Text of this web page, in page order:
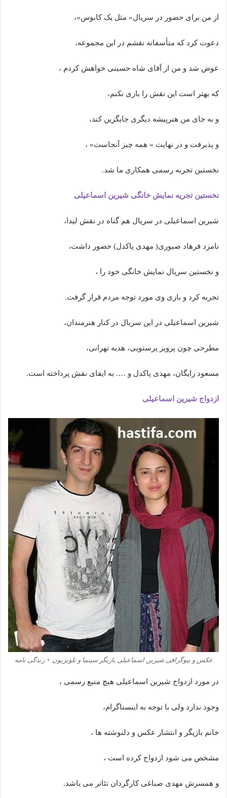
از من برای حضور در سریال« مثل یک کابوس»،
دعوت کرد که متأسفانه نقشم در این مجموعه،
عوض شد و من از آقای شاه حسینی خواهش کردم ،
که بهتر است این نقش را بازی نکنم،
و به جای من هنرپیشه دیگری جایگزین کند،
و پذیرفت و در نهایت « همه چیز آنجاست» ،
نخستین تجربه رسمی همکاری ما شد.
نخستین تجریه نمایش خانگی شیرین اسماعیلی
شیرین اسماعیلی در سریال هم گناه در نقش لیدا،
نامزد فرهاد صبوری( مهدی پاکدل) حضور داشت،
و نخستین سریال نمایش خانگی خود را ،
تجربه کرد و بازی وی مورد توجه مردم قرار گرفت.
شیرین اسماعیلی در این سریال در کنار هنرمندان،
مطرحی چون پرویز پرستویی، هدیه تهرانی،
مسعود رایگان، مهدی پاکدل و …. به ایفای نقش پرداخته است.
ازدواج شیرین اسماعیلی
عکس و بیوگرافی شیرین اسماعیلی بازیگر سینما و تلویزیون + زندگی نامه
در مورد ازدواج شیرین اسماعیلی هیچ منبع رسمی ،
وجود ندارد ولی با توجه به اینستاگرام،
خانم بازیگر و انتشار عکس و دلنوشته ها ،
مشخص می شود ازدواج کرده است ،
و همسرش مهدی صباغی کارگردان تئاتر می باشد.